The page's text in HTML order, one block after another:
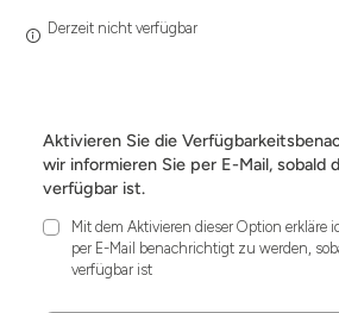
Derzeit nicht verfügbar
Aktivieren Sie die
wir informieren Sie per E-Mail, sobald
verfügbar ist.
Mit dem Aktivieren dieser Option erkläre
per E-Mail benachrichtigt zu werden,
verfügbar ist